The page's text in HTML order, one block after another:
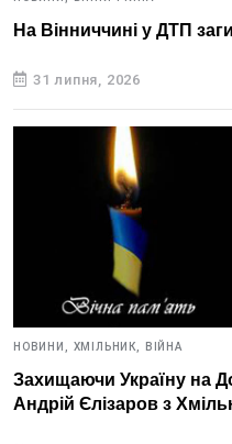
На Вінниччині у ДТП
31 липня, 2026
НОВИНИ, ХМІЛЬНИК, ВІЙНА
Захищаючи Україну на
Андрій Єлізаров з